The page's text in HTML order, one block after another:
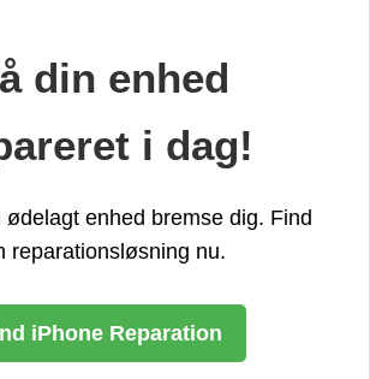
din enhed
i dag!
ødelagt enhed bremse dig. Find
reparationsløsning nu.
iPhone Reparation